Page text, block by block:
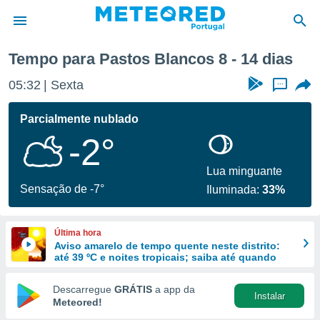
da
foi
fornecidas
a este
das
e
forma
digital
Tempo para Pastos Blancos 8 - 14 dias
05:32 Sexta ...
Parcialmente nublado
-2°
Sensação de -7°
Lua minguante
Iluminada:33%
Última hora
Aviso amarelo de tempo quente neste distrito:
até 39 ºC e noites tropicais; saiba até quando
Descarregue GRÁTIS a app da
Meteored!
Instalar